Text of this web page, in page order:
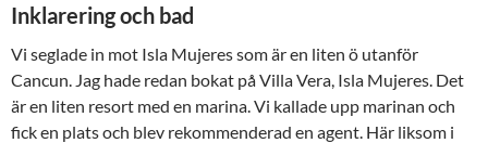
Inklarering och bad
Vi seglade in mot Isla Mujeres som är en liten ö utanför
Cancun. Jag hade redan bokat på Villa Vera, Isla Mujeres. Det
är en liten resort med en marina. Vi kallade upp marinan och
fick en plats och blev rekommenderad en agent. Här liksom i